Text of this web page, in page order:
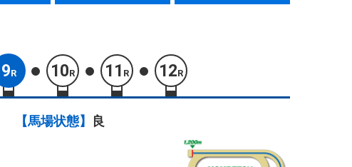
9R 10R 11 R 12R
【馬場状態】 良